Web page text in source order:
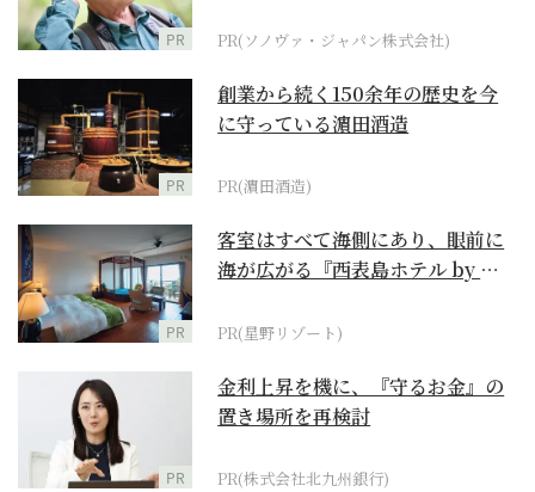
PR PR(ソノヴァ・ジャパン株式会社)
PR
創業から続く150余年の歴史を今
に守っている濵田酒造
PR(濵田酒造)
PR
客室はすべて海側にあり、眼前に
海が広がる『西表島ホテル by 星
PR(星野リゾート)
PR
金利上昇を機に、『守るお金』の
置き場所を再検討
PR(株式会社北九州銀行)